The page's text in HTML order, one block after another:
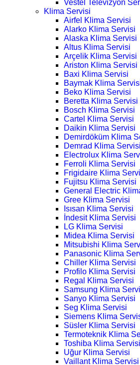
Vestel Televizyon
Klima Servisi
Airfel Klima Servisi
Alarko Klima Servisi
Alaska Klima Servisi
Altus Klima Servisi
Arçelik Klima Servisi
Ariston Klima Servisi
Baxi Klima Servisi
Baymak Klima
Beko Klima Servisi
Beretta Klima Servisi
Bosch Klima Servisi
Cartel Klima Servisi
Daikin Klima Servisi
Demirdöküm Klima
Demrad Klima Servisi
Electrolux Klima
Ferroli Klima Servisi
Frigidaire Klima
Fujitsu Klima Servisi
General Electric
Gree Klima Servisi
Isısan Klima Servisi
İndesit Klima Servisi
LG Klima Servisi
Midea Klima Servisi
Mitsubishi Klima
Panasonic Klima
Chiller Klima Servisi
Profilo Klima Servisi
Regal Klima Servisi
Samsung Klima
Sanyo Klima Servisi
Seg Klima Servisi
Siemens Klima
Süsler Klima Servisi
Termoteknik Klima
Toshiba Klima Servisi
Uğur Klima Servisi
Vaillant Klima Servisi